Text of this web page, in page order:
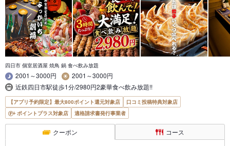
四日市 個室居酒屋 焼鳥 鍋 食べ飲み放題
2001～3000円
2001～3000円
近鉄四日市駅徒歩1分/2980円2豪華食べ飲み放題!!
【アプリ予約限定】最大800ポイント還元対象店
口コミ投稿特典対象店
ポイントプラス対象店
適格請求書発行事業者
クーポン コース